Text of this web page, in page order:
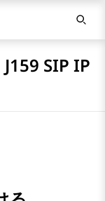
SIP IP